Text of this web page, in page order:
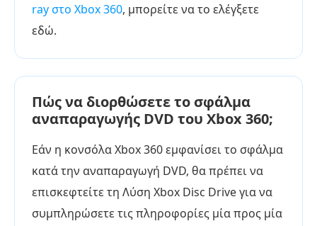
ray στο Xbox 360, μπορείτε να το ελέγξετε
εδώ.
Πώς να διορθώσετε το σφάλμα
αναπαραγωγής DVD του Xbox 360;
Εάν η κονσόλα Xbox 360 εμφανίσει το σφάλμα
κατά την αναπαραγωγή DVD, θα πρέπει να
επισκεφτείτε τη Λύση Xbox Disc Drive για να
συμπληρώσετε τις πληροφορίες μία προς μία